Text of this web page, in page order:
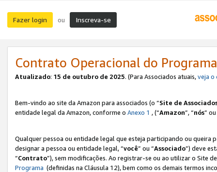
Fazer login ou Inscreva-se
Contrato Operacional do
Atualizado: 15 de outubro de 2025. (Para Associados atuais,veja o
Bem-vindo ao site da Amazon para associados (o “Site de
entidade legal da Amazon, conforme o Anexo 1 , (“Amazon”, “nós”
Qualquer pessoa ou entidade legal que esteja participando ou queira
designar a pessoa ou entidade legal, “você” ou “Associado”) deve
“Contrato”), sem modificações. Ao registrar-se ou ao utilizar o Site
Programa (definidas na Cláusula 12), bem como os demais termos